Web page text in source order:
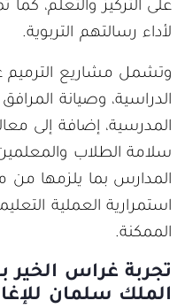
على التركيز والتعلم،
لأداء رسالتهم التربوية.
وتشمل مشاريع الترميم
الدراسية، وصيانة
المدرسية، إضافة إلى
سلامة الطلاب
المدارس بما يلزمها
استمرارية العملية
الممكنة.
تجربة غراس الخير
الملك سلمان